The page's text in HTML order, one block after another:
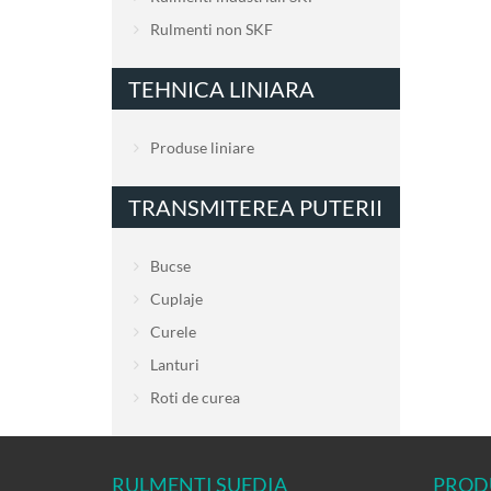
Rulmenti non SKF
TEHNICA LINIARA
Produse liniare
TRANSMITEREA PUTERII
Bucse
Cuplaje
Curele
Lanturi
Roti de curea
RULMENTI SUEDIA